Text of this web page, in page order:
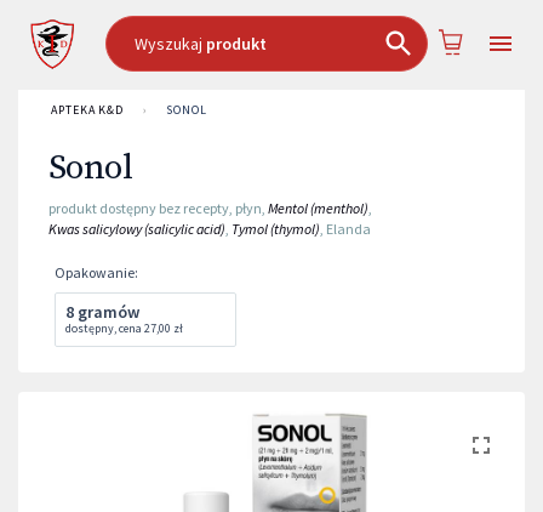
Wyszukaj produkt
APTEKA K&D › SONOL
Sonol
produkt dostępny bez recepty, płyn, Mentol (menthol),
Kwas salicylowy (salicylic acid), Tymol (thymol), Elanda
Opakowanie:
8 gramów
dostępny,cena 27,00 zł